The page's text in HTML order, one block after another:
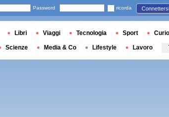
Password ricorda Connettersi
Libri Viaggi Tecnologia Sport
Scienze Media & Co Lifestyle Lavoro